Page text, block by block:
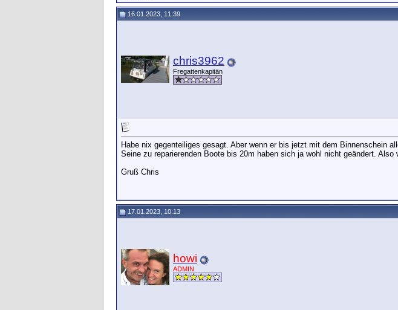
16.01.2023, 11:39
chris3962
Fregattenkapitän
Habe nix gegenteiliges gesagt. Aber wenn er bis jetzt mit dem Binnenschein
Seine zu reparierenden Boote bis 20m haben sich ja wohl nicht geändert. Also
Gruß Chris
17.01.2023, 10:13
howi
ADMIN